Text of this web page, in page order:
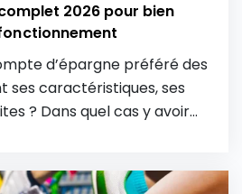
2026 pour bien
d’épargne préféré des
ses caractéristiques, ses
? Dans quel cas y avoir
devrait absolument savoir